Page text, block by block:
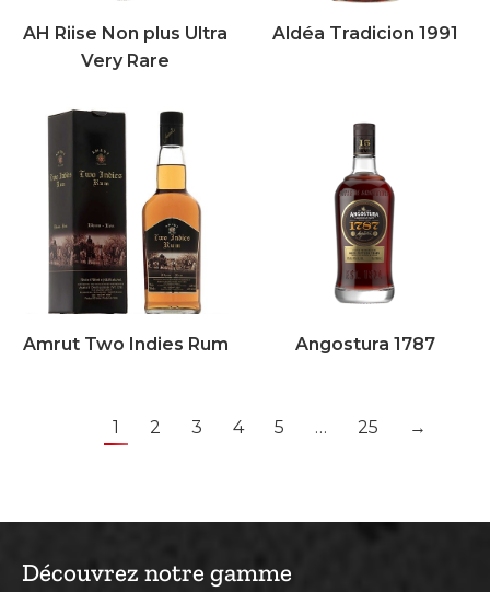
AH Riise Non plus Ultra
Very Rare
Aldéa Tradicion 1991
Amrut Two Indies Rum Angostura 1787
1 2 3 4 5 … 25 →
Découvrez notre gamme